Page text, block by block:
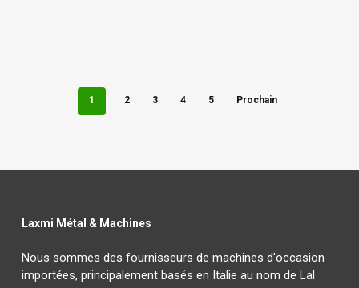
1 2 3 4 5 Prochain
Laxmi Métal & Machines
Nous sommes des fournisseurs de machines d'occasion
importées, principalement basés en Italie au nom de Lal